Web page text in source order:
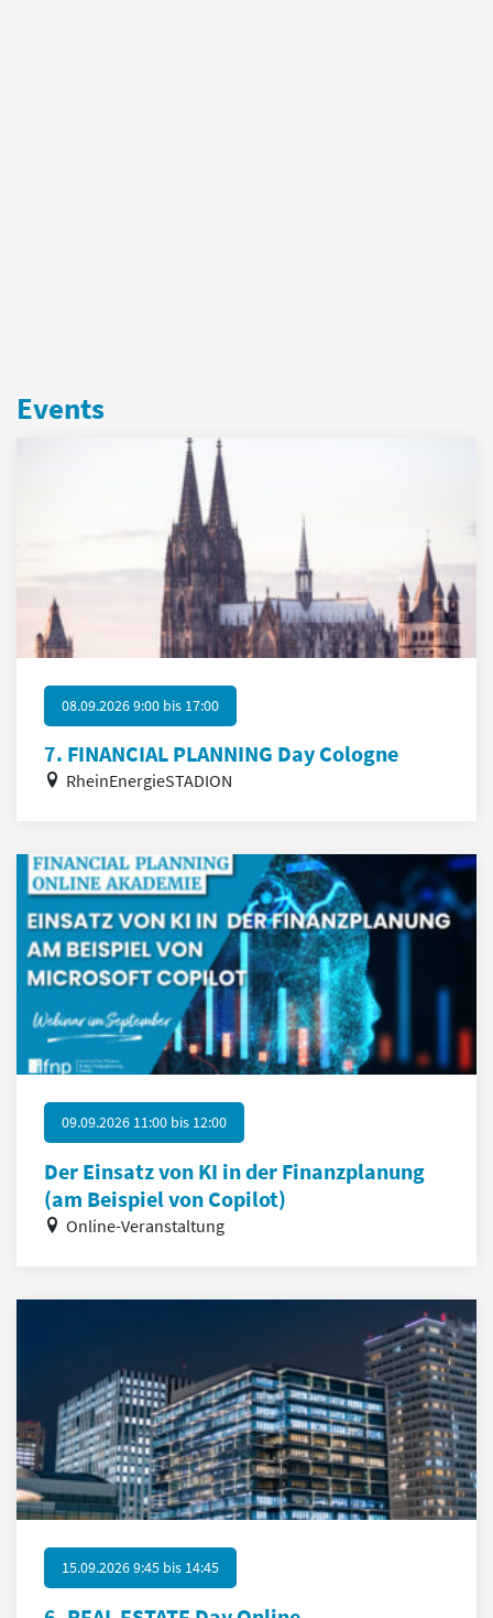
Events
08.09.2026 9:00 bis 17:00
7. FINANCIAL PLANNING Day Cologne
RheinEnergieSTADION
09.09.2026 11:00 bis 12:00
Der Einsatz von KI in der Finanzplanung
(am Beispiel von Copilot)
Online-Veranstaltung
15.09.2026 9:45 bis 14:45